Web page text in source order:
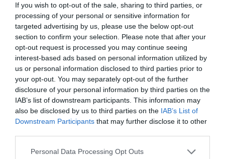
If you wish to opt-out of the sale, sharing to third parties, or
processing of your personal or sensitive information for
targeted advertising by us, please use the below opt-out
section to confirm your selection. Please note that after your
opt-out request is processed you may continue seeing
interest-based ads based on personal information utilized by
us or personal information disclosed to third parties prior to
your opt-out. You may separately opt-out of the further
disclosure of your personal information by third parties on the
IAB’s list of downstream participants. This information may
also be disclosed by us to third parties on the IAB’s List of
Downstream Participants that may further disclose it to other
Please note that this website/app uses one or more Google
Personal Data Processing Opt Outs
ξερό κρεμμύδι - 1 κίτρινη πιπεριά - 1 πράσινη πιπεριά...
30 Ιουλίου 2026